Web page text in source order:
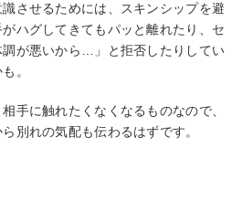
させるためには、スキンシップを避
ハグしてきてもパッと離れたり、セ
調が悪いから…」と拒否したりしてい
。
手に触れたくなくなるものなので、
別れの気配も伝わるはずです。